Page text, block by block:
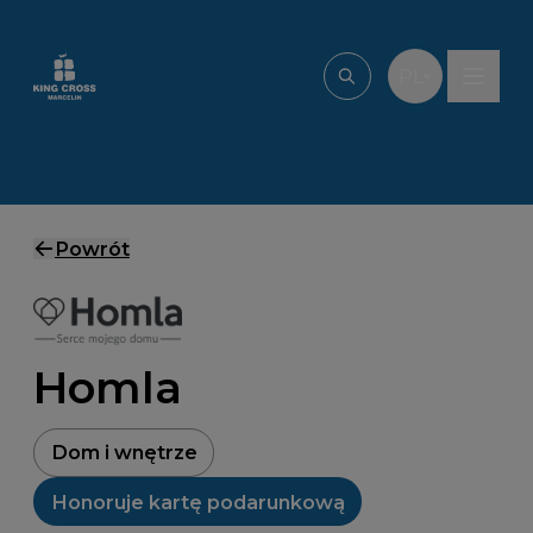
Wpisz, czego
Powrót
Homla
Dom i wnętrze
Honoruje kartę podarunkową